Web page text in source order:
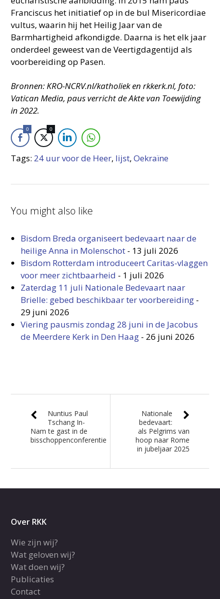
Franciscus het initiatief op in de bul Misericordiae
vultus, waarin hij het Heilig Jaar van de
Barmhartigheid afkondigde. Daarna is het elk jaar
onderdeel geweest van de Veertigdagentijd als
voorbereiding op Pasen.
Bronnen: KRO-NCRV.nl/katholiek en rkkerk.nl, foto:
Vatican Media, paus verricht de Akte van Toewijding
in 2022.
0 0
Tags: 24 uur voor de Heer, lijst,Oekraïne
You might also like
Bisdom Breda organiseert bedevaart naar de
heilige Anna in Molenschot - 13 juli 2026
Bisdom Rotterdam introduceert Caritas-vlaggen
voor meer zichtbaarheid - 1 juli 2026
Zaterdag 11 juli Nationale Bedevaart naar
Brielle: gebed beschikbaar ter voorbereiding -
29 juni 2026
Viering pausmis zondag 28 juni in de Jacobus
de Meerdere Kerk in Den Haag - 26 juni 2026
Nuntius Paul
Tschang In-
Nam te gast in de
bisschoppenconferentie
Nationale
bedevaart:
als Pelgrims van
hoop naar Rome
in jubeljaar 2025
Over RKK
Wie zijn wij?
Wat geloven wij?
Wat doen wij?
Publicaties
Contact